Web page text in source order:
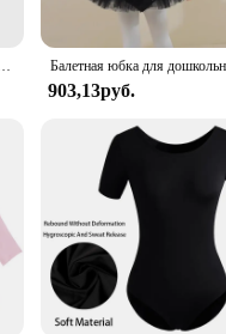
the bale clothes Балет
beyond the studio,
and style, both on and off
and reliability in the
school, a ballet
that your journey in
балетное платье-пачка, Одежда для танцев на сцене с коротким рукавом для малышей
903,13руб.